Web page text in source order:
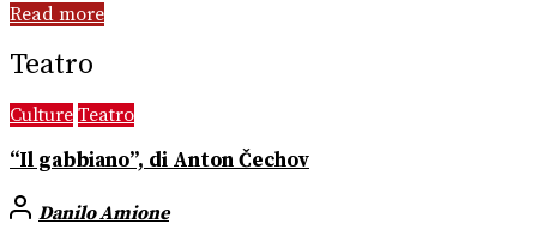
Read more
Teatro
Culture Teatro
“Il gabbiano”, di Anton Čechov
Danilo Amione